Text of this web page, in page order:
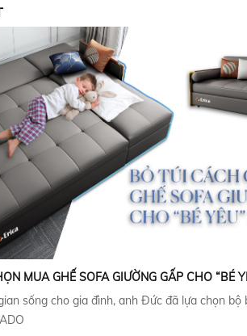
MUA GHẾ SOFA GIƯỜNG GẤP CHO “BÉ
sống cho gia đình, anh Đức đã lựa chọn bộ